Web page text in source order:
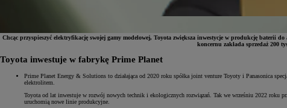
Chcąc przyspieszyć elektryfikację swojej gamy modelowej, Toyota zwiększa inwestycje w produkcję baterii
koncernu zakłada sprzedaż 200
Toyota inwestuje w fabrykę Prime Planet
Prime Planet Energy & Solutions to działająca od 2020 roku spółka joint venture Toyoty i Panasonica
elektrolitem.
Toyota od lat inwestuje w rozwój nowych technik i ekologicznych rozwiązań. Tak we wrześniu 2022 roku
uruchomią nowe linie produkcyjne.